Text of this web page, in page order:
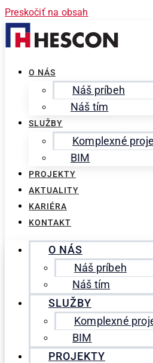
Preskočiť na obsah
O NÁS
Náš príbeh
Náš tím
SLUŽBY
Komplexné
BIM
PROJEKTY
AKTUALITY
KARIÉRA
KONTAKT
O NÁS
Náš príbeh
Náš tím
SLUŽBY
Komplexné
BIM
PROJEKTY